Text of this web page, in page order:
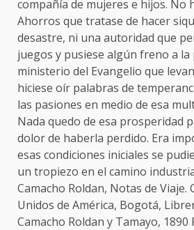
compañía de mujeres e hijos. No
Ahorros que tratase de hacer
desastre, ni una autoridad que
juegos y pusiese algún freno a
ministerio del Evangelio que
hiciese oír palabras de
las pasiones en medio de esa
Nada quedo de esa prosperidad
dolor de haberla perdido. Era
esas condiciones iniciales se
un tropiezo en el camino
Camacho Roldan, Notas de Viaje.
Unidos de América, Bogotá,
Camacho Roldan y Tamayo, 1890